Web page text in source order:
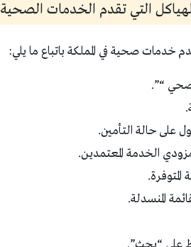
التي تقدم الخدمات الصحية 1443
خدمات صحية في المملكة باتباع ما يلي:
“”.
على حالة التأمين.
الخدمة المعتمدين.
المنسدلة.